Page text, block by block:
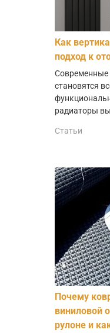
Как
подход к
Современные
становятся
радиаторы
Статьи
Почему
виниловой
рулоне и